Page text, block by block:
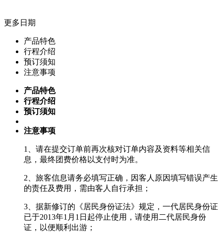
更多日期
产品特色
行程介绍
预订须知
注意事项
产品特色
行程介绍
预订须知
注意事项
1、请在提交订单前再次核对订单内容及资料等相关信
息，最终团费价格以支付时为准。
2、旅客信息请务必填写正确，因客人原因填写错误产生
的责任及费用，需由客人自行承担；
3、据新修订的《居民身份证法》规定，一代居民身份证
已于2013年1月1日起停止使用，请使用二代居民身份
证，以便顺利出游；